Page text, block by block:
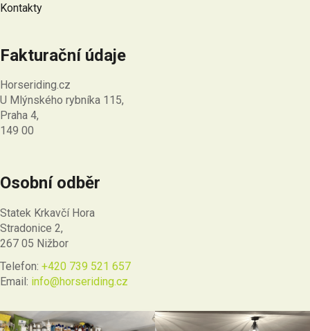
Kontakty
Fakturační údaje
Horseriding.cz
U Mlýnského rybníka 115,
Praha 4,
149 00
Osobní odběr
Statek Krkavčí Hora
Stradonice 2,
267 05 Nižbor
Telefon: +420 739 521 657
Email: info@horseriding.cz